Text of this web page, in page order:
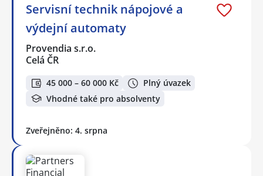
Servisní technik nápojové a
výdejní automaty
Provendia s.r.o.
Celá ČR
45 000 – 60 000 Kč
Plný úvazek
Vhodné také pro absolventy
Zveřejněno: 4. srpna